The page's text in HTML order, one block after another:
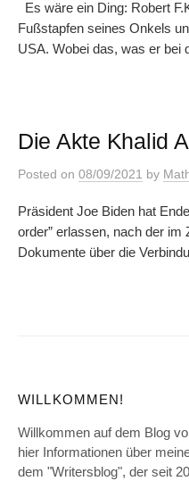
Es wäre ein Ding: Robert
Fußstapfen seines Onkels
USA. Wobei das, was er bei
Die Akte Khalid
Posted on 08/09/2021 by
Präsident Joe Biden hat
order” erlassen, nach der im
Dokumente über die
WILLKOMMEN!
Willkommen auf dem Blog
hier Informationen über
dem "Writersblog", der seit